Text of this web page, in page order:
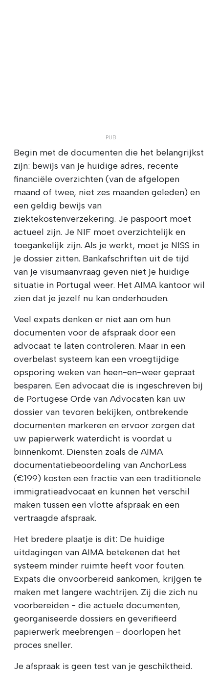
Begin met de documenten die het belangrijkst
zijn: bewijs van je huidige adres, recente
financiële overzichten (van de afgelopen
maand of twee, niet zes maanden geleden) en
een geldig bewijs van
ziektekostenverzekering. Je paspoort moet
actueel zijn. Je NIF moet overzichtelijk en
toegankelijk zijn. Als je werkt, moet je NISS in
je dossier zitten. Bankafschriften uit de tijd
van je visumaanvraag geven niet je huidige
situatie in Portugal weer. Het AIMA kantoor wil
zien dat je jezelf nu kan onderhouden.
Veel expats denken er niet aan om hun
documenten voor de afspraak door een
advocaat te laten controleren. Maar in een
overbelast systeem kan een vroegtijdige
opsporing weken van heen-en-weer gepraat
besparen. Een advocaat die is ingeschreven bij
de Portugese Orde van Advocaten kan uw
dossier van tevoren bekijken, ontbrekende
documenten markeren en ervoor zorgen dat
uw papierwerk waterdicht is voordat u
binnenkomt. Diensten zoals de AIMA
documentatiebeoordeling van AnchorLess
(€199) kosten een fractie van een traditionele
immigratieadvocaat en kunnen het verschil
maken tussen een vlotte afspraak en een
vertraagde afspraak.
Het bredere plaatje is dit: De huidige
uitdagingen van AIMA betekenen dat het
systeem minder ruimte heeft voor fouten.
Expats die onvoorbereid aankomen, krijgen te
maken met langere wachtrijen. Zij die zich nu
voorbereiden - die actuele documenten,
georganiseerde dossiers en geverifieerd
papierwerk meebrengen - doorlopen het
proces sneller.
Je afspraak is geen test van je geschiktheid.